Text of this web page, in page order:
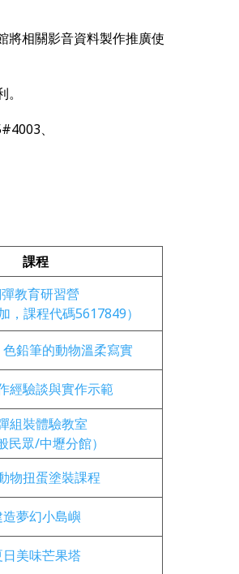
將相關影音資料製作推廣使
、
課程
教育研習營
，課程代碼5617849）
鉛筆的動物溫柔寫實
經驗談與實作示範
組裝體驗教室
民眾/中壢分館）
物扭蛋塗裝課程
造夢幻小島嶼
日美味芒果塔